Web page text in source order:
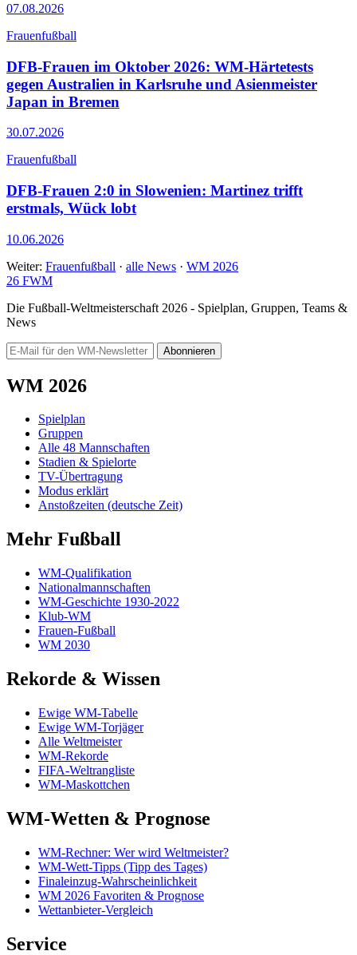
07.08.2026
Frauenfußball
DFB-Frauen im Oktober 2026: WM-Härtetests
gegen Australien in Karlsruhe und Asienmeister
Japan in Bremen
30.07.2026
Frauenfußball
DFB-Frauen 2:0 in Slowenien: Martinez trifft
erstmals, Wück lobt
10.06.2026
Weiter: Frauenfußball · alle News · WM 2026
26 FWM
Die Fußball-Weltmeisterschaft 2026 - Spielplan, Gruppen, Teams &
News
Abonnieren
WM 2026
Spielplan
Gruppen
Alle 48 Mannschaften
Stadien & Spielorte
TV-Übertragung
Modus erklärt
Anstoßzeiten (deutsche Zeit)
Mehr Fußball
WM-Qualifikation
Nationalmannschaften
WM-Geschichte 1930-2022
Klub-WM
Frauen-Fußball
WM 2030
Rekorde & Wissen
Ewige WM-Tabelle
Ewige WM-Torjäger
Alle Weltmeister
WM-Rekorde
FIFA-Weltrangliste
WM-Maskottchen
WM-Wetten & Prognose
WM-Rechner: Wer wird Weltmeister?
WM-Wett-Tipps (Tipp des Tages)
Finaleinzug-Wahrscheinlichkeit
WM 2026 Favoriten & Prognose
Wettanbieter-Vergleich
Service